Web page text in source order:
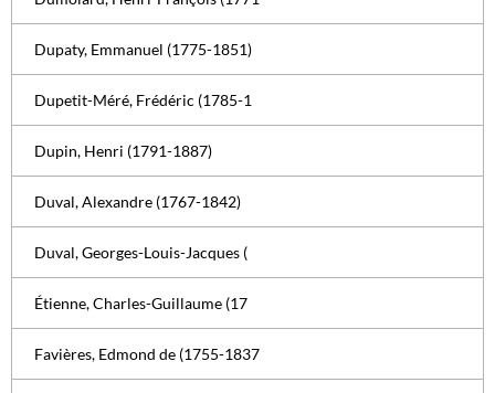
Dupaty, Emmanuel (1775-1851)
Dupetit-Méré, Frédéric (1785-1
Dupin, Henri (1791-1887)
Duval, Alexandre (1767-1842)
Duval, Georges-Louis-Jacques (
Étienne, Charles-Guillaume (17
Favières, Edmond de (1755-1837